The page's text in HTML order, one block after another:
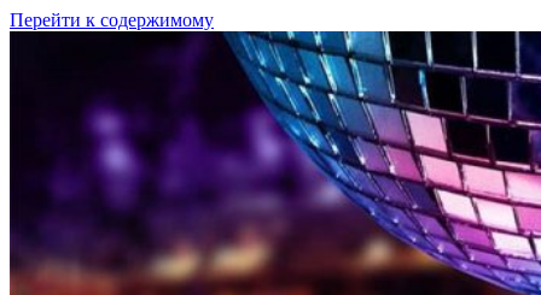
Перейти к содержимому